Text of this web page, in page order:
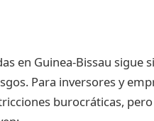
en Guinea-Bissau sigue
Para inversores y
burocráticas,